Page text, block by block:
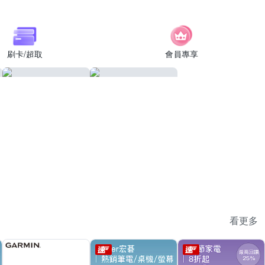
刷卡/超取 會員專享
看更多